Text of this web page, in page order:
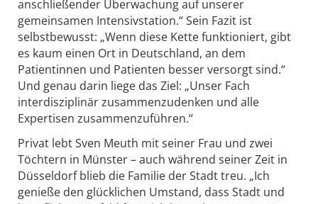
anschließender Überwachung auf unserer
gemeinsamen Intensivstation.“ Sein Fazit ist
selbstbewusst: „Wenn diese Kette funktioniert, gibt
es kaum einen Ort in Deutschland, an dem
Patientinnen und Patienten besser versorgt sind.“
Und genau darin liege das Ziel: „Unser Fach
interdisziplinär zusammenzudenken und alle
Expertisen zusammenzuführen.“
Privat lebt Sven Meuth mit seiner Frau und zwei
Töchtern in Münster – auch während seiner Zeit in
Düsseldorf blieb die Familie der Stadt treu. „Ich
genieße den glücklichen Umstand, dass Stadt und